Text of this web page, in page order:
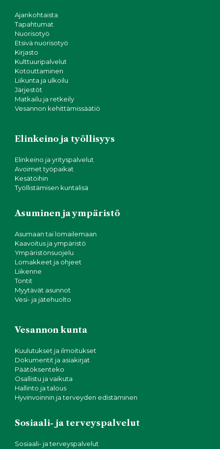
Ajankohtaista
Tapahtumat
Nuorisotyö
Etsivä nuorisotyö
Kirjasto
Kulttuuripalvelut
Kotouttaminen
Liikunta ja ulkoilu
Järjestöt
Matkailu ja retkeily
Vesannon kehittämissäätiö
Elinkeino ja työllisyys
Elinkeino ja yrityspalvelut
Avoimet työpaikat
Kesätöihin
Työllistämisen kuntalisä
Asuminen ja ympäristö
Asumaan tai lomailemaan
Kaavoitus ja ympäristö
Ympäristönsuojelu
Lomakkeet ja ohjeet
Liikenne
Tontit
Myytävät asunnot
Vesi- ja jätehuolto
Vesannon kunta
Kuulutukset ja ilmoitukset
Dokumentit ja asiakirjat
Päätöksenteko
Osallistu ja vaikuta
Hallinto ja talous
Hyvinvoinnin ja terveyden edistäminen
Sosiaali- ja terveyspalvelut
Sosiaali- ja terveyspalvelut